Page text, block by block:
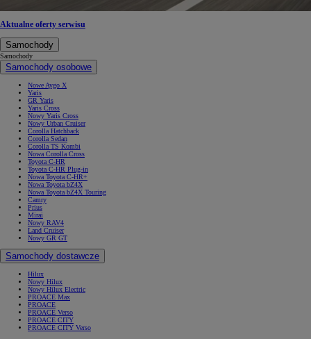
Aktualne oferty serwisu
Samochody
Samochody
Samochody osobowe
Nowe Aygo X
Yaris
GR Yaris
Yaris Cross
Nowy Yaris Cross
Nowy Urban Cruiser
Corolla Hatchback
Corolla Sedan
Corolla TS Kombi
Nowa Corolla Cross
Toyota C-HR
Toyota C-HR Plug-in
Nowa Toyota C-HR+
Nowa Toyota bZ4X
Nowa Toyota bZ4X Touring
Camry
Prius
Mirai
Nowy RAV4
Land Cruiser
Nowy GR GT
Samochody dostawcze
Hilux
Nowy Hilux
Nowy Hilux Electric
PROACE Max
PROACE
PROACE Verso
PROACE CITY
PROACE CITY Verso